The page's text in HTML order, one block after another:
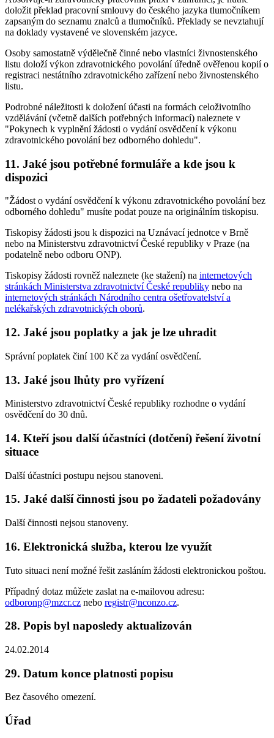
doložit překlad pracovní smlouvy do českého jazyka tlumočníkem
zapsaným do seznamu znalců a tlumočníků. Překlady se nevztahují
na doklady vystavené ve slovenském jazyce.
Osoby samostatně výdělečně činné nebo vlastníci živnostenského
listu doloží výkon zdravotnického povolání úředně ověřenou kopií o
registraci nestátního zdravotnického zařízení nebo živnostenského
listu.
Podrobné náležitosti k doložení účasti na formách celoživotního
vzdělávání (včetně dalších potřebných informací) naleznete v
"Pokynech k vyplnění žádosti o vydání osvědčení k výkonu
zdravotnického povolání bez odborného dohledu".
11. Jaké jsou potřebné formuláře a kde jsou k
dispozici
"Žádost o vydání osvědčení k výkonu zdravotnického povolání bez
odborného dohledu" musíte podat pouze na originálním tiskopisu.
Tiskopisy žádosti jsou k dispozici na Uznávací jednotce v Brně
nebo na Ministerstvu zdravotnictví České republiky v Praze (na
podatelně nebo odboru ONP).
Tiskopisy žádosti rovněž naleznete (ke stažení) na internetových
stránkách Ministerstva zdravotnictví České republiky nebo na
internetových stránkách Národního centra ošetřovatelství a
nelékařských zdravotnických oborů.
12. Jaké jsou poplatky a jak je lze uhradit
Správní poplatek činí 100 Kč za vydání osvědčení.
13. Jaké jsou lhůty pro vyřízení
Ministerstvo zdravotnictví České republiky rozhodne o vydání
osvědčení do 30 dnů.
14. Kteří jsou další účastníci (dotčení) řešení životní
situace
Další účastníci postupu nejsou stanoveni.
15. Jaké další činnosti jsou po žadateli požadovány
Další činnosti nejsou stanoveny.
16. Elektronická služba, kterou lze využít
Tuto situaci není možné řešit zasláním žádosti elektronickou poštou.
Případný dotaz můžete zaslat na e-mailovou adresu:
odboronp@mzcr.cz nebo registr@nconzo.cz.
28. Popis byl naposledy aktualizován
24.02.2014
29. Datum konce platnosti popisu
Bez časového omezení.
Úřad